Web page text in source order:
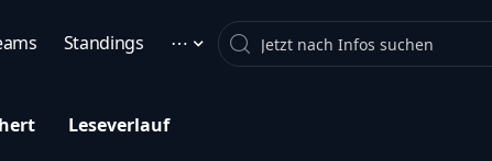
Standings ⋯ Search
Leseverlauf